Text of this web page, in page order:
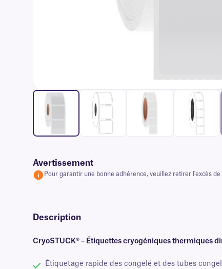
Avertissement
Pour garantir une bonne adhérence, veuillez retirer l'excès
Description
CryoSTUCK® – Étiquettes cryogéniques thermiques
Étiquetage rapide des congelé et des tubes